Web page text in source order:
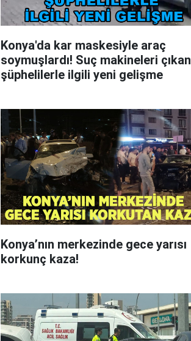
Konya'da kar maskesiyle araç
soymuşlardı! Suç makineleri çıkan
şüphelilerle ilgili yeni gelişme
Konya’nın merkezinde gece yarısı
korkunç kaza!